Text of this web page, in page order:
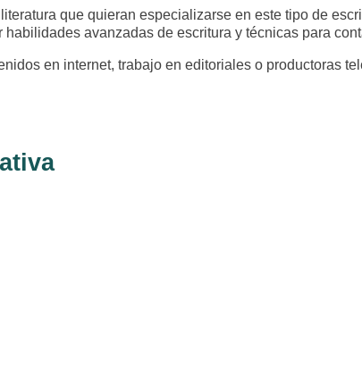
que quieran especializarse en este tipo de
avanzadas de escritura y técnicas para
en internet, trabajo en editoriales o productoras